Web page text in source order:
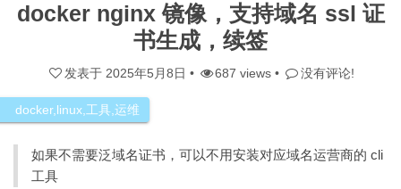
docker nginx 镜像，支持域名 ssl 证
书生成，续签
发表于 2025年5月8日 • 687 views • 没有评论!
docker, linux 工具 运维
如果不需要泛域名证书，可以不用安装对应域名运营商的 cli
工具